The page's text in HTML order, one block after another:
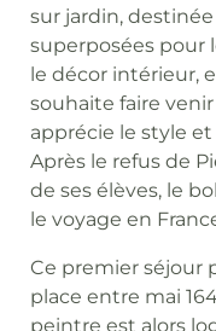
sur jardin,
superposées pour
le décor intérieur,
souhaite faire
apprécie le style
Après le refus de
de ses élèves, le
le voyage en
Ce premier séjour
place entre mai
peintre est alors